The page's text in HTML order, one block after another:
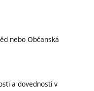
nebo Občanská
a dovednosti v